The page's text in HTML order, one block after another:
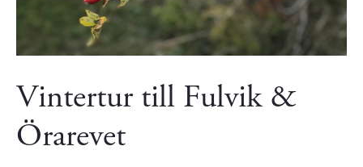
Vintertur till Fulvik &
Örarevet